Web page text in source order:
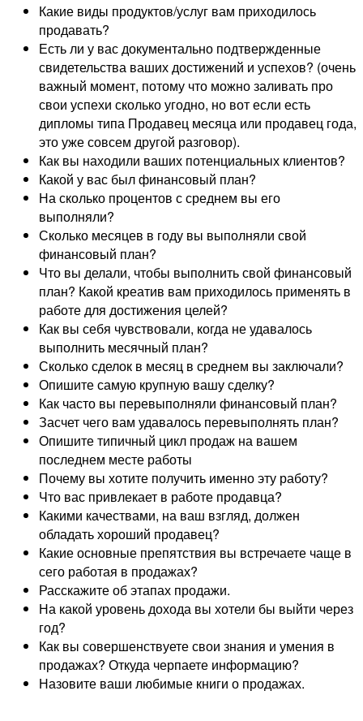
Какие виды продуктов/услуг вам приходилось
продавать?
Есть ли у вас документально подтвержденные
свидетельства ваших достижений и успехов? (очень
важный момент, потому что можно заливать про
свои успехи сколько угодно, но вот если есть
дипломы типа Продавец месяца или продавец года,
это уже совсем другой разговор).
Как вы находили ваших потенциальных клиентов?
Какой у вас был финансовый план?
На сколько процентов с среднем вы его
выполняли?
Сколько месяцев в году вы выполняли свой
финансовый план?
Что вы делали, чтобы выполнить свой финансовый
план? Какой креатив вам приходилось применять в
работе для достижения целей?
Как вы себя чувствовали, когда не удавалось
выполнить месячный план?
Сколько сделок в месяц в среднем вы заключали?
Опишите самую крупную вашу сделку?
Как часто вы перевыполняли финансовый план?
Засчет чего вам удавалось перевыполнять план?
Опишите типичный цикл продаж на вашем
последнем месте работы
Почему вы хотите получить именно эту работу?
Что вас привлекает в работе продавца?
Какими качествами, на ваш взгляд, должен
обладать хороший продавец?
Какие основные препятствия вы встречаете чаще в
сего работая в продажах?
Расскажите об этапах продажи.
На какой уровень дохода вы хотели бы выйти через
год?
Как вы совершенствуете свои знания и умения в
продажах? Откуда черпаете информацию?
Назовите ваши любимые книги о продажах.